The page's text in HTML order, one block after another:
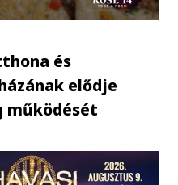
és
elődje
működését